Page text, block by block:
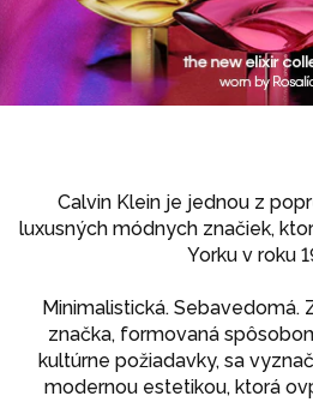
Calvin Klein je jednou z
luxusných módnych značiek,
Yorku v roku
Minimalistická. Sebavedomá.
značka, formovaná
kultúrne požiadavky, sa
modernou estetikou, ktorá